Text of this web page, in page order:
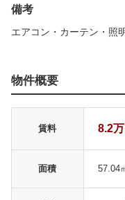
備考
エアコン・カーテン・照
物件概要
賃料 8.2万
面積 57.04